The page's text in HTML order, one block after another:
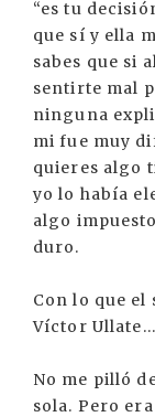
“es tu
que sí y ella
sabes que si
sentirte mal
ninguna
mi fue muy
quieres algo
yo lo había
algo
duro.
Con lo que el
Víctor Ullate...
No me pilló
sola. Pero